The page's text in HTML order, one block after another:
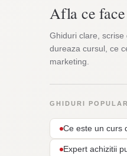
Afla ce
Ghiduri clare,
dureaza cursul, ce
marketing.
GHIDURI
Ce este un curs
Expert achizitii